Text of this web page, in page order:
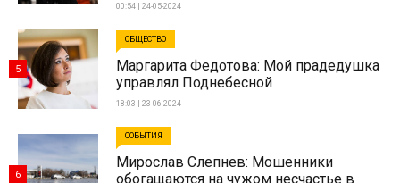
00:54 | 24-05-2024
ОБЩЕСТВО
Маргарита Федотова: Мой прадедушка
управлял Поднебесной
18:03 | 23-06-2024
5
СОБЫТИЯ
Мирослав Слепнев: Мошенники
обогащаются на чужом несчастье в
6